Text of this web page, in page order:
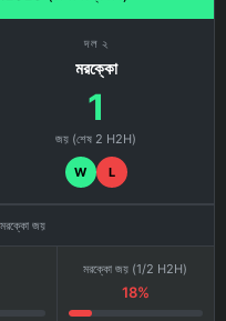
দল ২
মরক্কো
1
জয় (শেষ 2 H2H)
W L
মরক্কো জয়
মরক্কো জয় (1/2 H2H)
18%